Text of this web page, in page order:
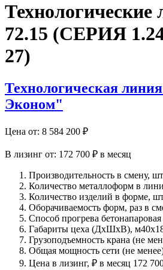
72.15 (СЕРИЯ
27)
Технологическая
Эконом"
Цена от: 8 584 200 ₽
В лизинг от: 172 700 ₽ в месяц
Производительность в смену, шт
Количество металлоформ в
Количество изделий в форме,
Оборачиваемость форм, раз в
Способ прогрева бетона
Габариты цеха (ДхШхВ), м
Грузоподъемность крана (не
Общая мощность сети (не
Цена в лизинг, ₽ в месяц 172